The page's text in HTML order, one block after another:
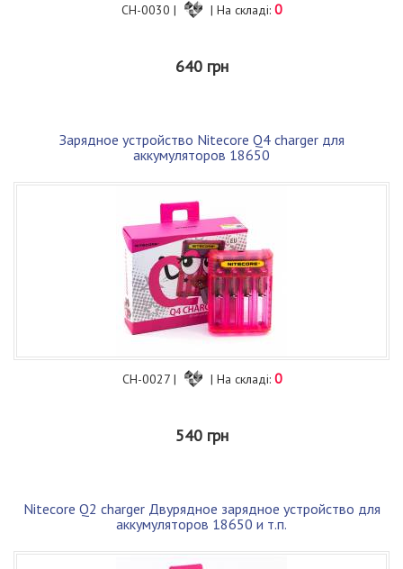
CH-0030 | | На складі: 0
640 грн
Зарядное устройство Nitecore Q4 charger для
аккумуляторов 18650
CH-0027 | | На складі: 0
540 грн
Nitecore Q2 charger Двурядное зарядное устройство для
аккумуляторов 18650 и т.п.